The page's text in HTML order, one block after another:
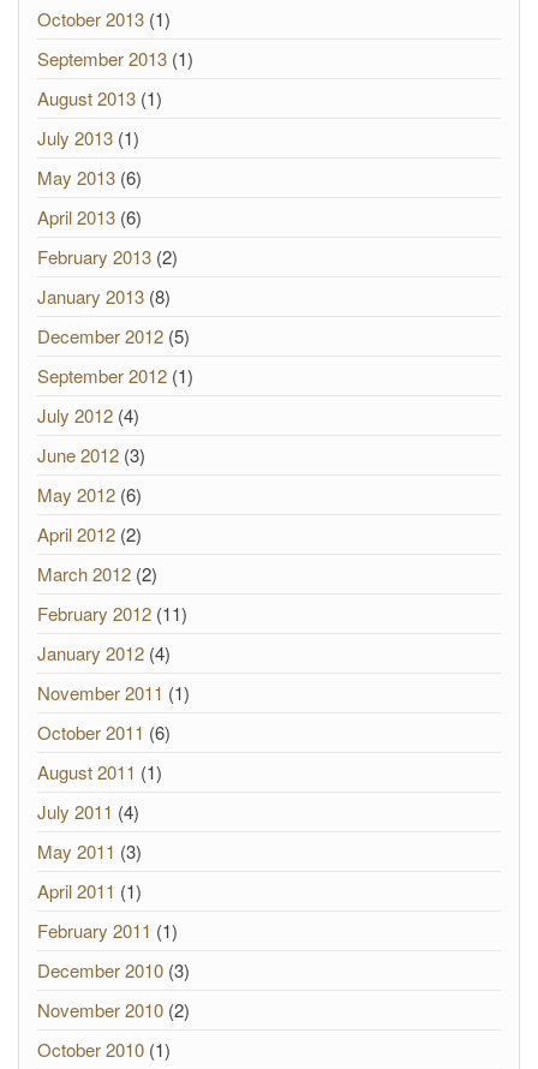
October 2013 (1)
September 2013 (1)
August 2013 (1)
July 2013 (1)
May 2013 (6)
April 2013 (6)
February 2013 (2)
January 2013 (8)
December 2012 (5)
September 2012 (1)
July 2012 (4)
June 2012 (3)
May 2012 (6)
April 2012 (2)
March 2012 (2)
February 2012 (11)
January 2012 (4)
November 2011 (1)
October 2011 (6)
August 2011 (1)
July 2011 (4)
May 2011 (3)
April 2011 (1)
February 2011 (1)
December 2010 (3)
November 2010 (2)
October 2010 (1)